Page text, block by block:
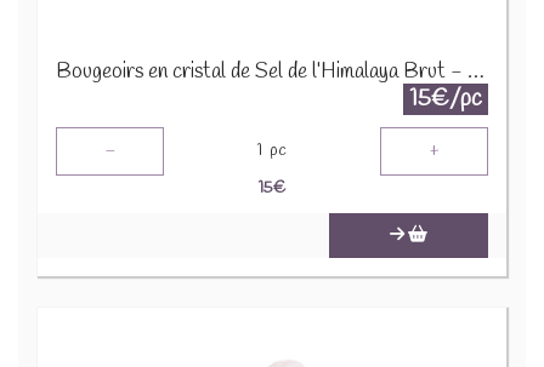
Bougeoirs en cristal de Sel de l’Himalaya Brut - 3 Bougies
15€/pc
- 1 pc +
15€